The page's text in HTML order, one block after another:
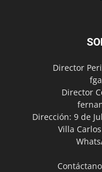
Director
Director
Dirección: 9 de
Villa